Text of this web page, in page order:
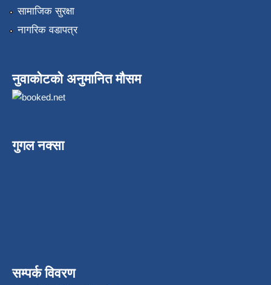
सामाजिक सुरक्षा
नागरिक वडापत्र
नुवाकोटको अनुमानित मौसम
गुगल नक्सा
सम्पर्क विवरण